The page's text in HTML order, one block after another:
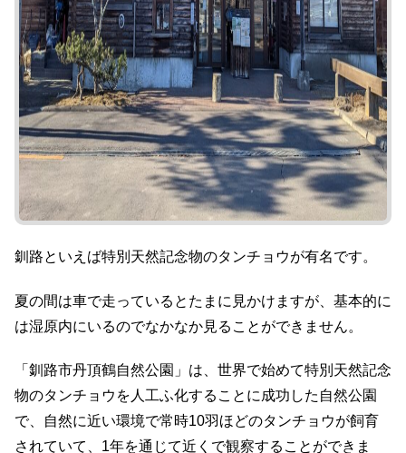
釧路といえば特別天然記念物のタンチョウが有名です。
夏の間は車で走っているとたまに見かけますが、基本的に
は湿原内にいるのでなかなか見ることができません。
「釧路市丹頂鶴自然公園」は、世界で始めて特別天然記念
物のタンチョウを人工ふ化することに成功した自然公園
で、自然に近い環境で常時10羽ほどのタンチョウが飼育
されていて、1年を通じて近くで観察することができま